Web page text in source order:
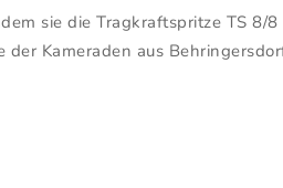
sie die Tragkraftspritze TS
Kameraden aus